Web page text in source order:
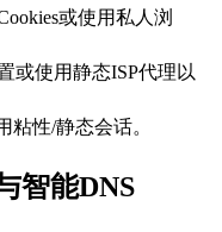
或使用私人浏
或使用静态ISP代理以
粘性/静态会话。
智能DNS